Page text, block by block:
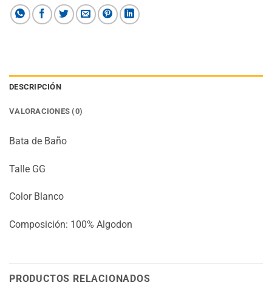
DESCRIPCIÓN
VALORACIONES (0)
Bata de Baño
Talle GG
Color Blanco
Composición: 100% Algodon
PRODUCTOS RELACIONADOS